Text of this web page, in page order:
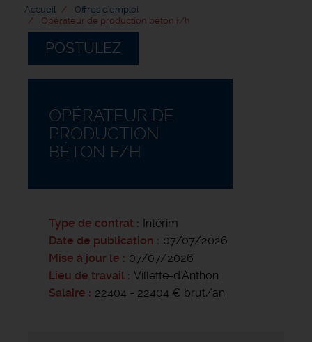
Accueil
Offres d'emploi
Opérateur de production béton f/h
POSTULEZ
OPÉRATEUR DE
PRODUCTION
BÉTON F/H
Type de contrat
Intérim
Date de publication
07/07/2026
Mise à jour le
07/07/2026
Lieu de travail
Villette-d'Anthon
Salaire
22404 - 22404 € brut/an